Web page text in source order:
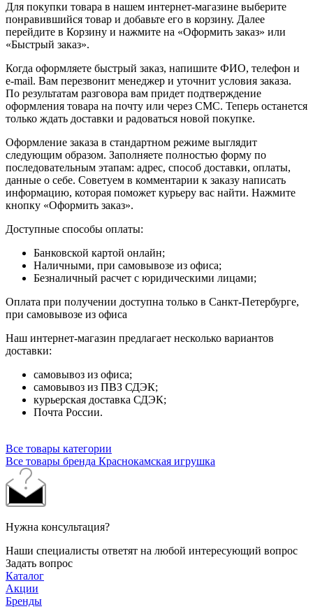
Для покупки товара в нашем интернет-магазине выберите
понравившийся товар и добавьте его в корзину. Далее
перейдите в Корзину и нажмите на «Оформить заказ» или
«Быстрый заказ».
Когда оформляете быстрый заказ, напишите ФИО, телефон и
e-mail. Вам перезвонит менеджер и уточнит условия заказа.
По результатам разговора вам придет подтверждение
оформления товара на почту или через СМС. Теперь останется
только ждать доставки и радоваться новой покупке.
Оформление заказа в стандартном режиме выглядит
следующим образом. Заполняете полностью форму по
последовательным этапам: адрес, способ доставки, оплаты,
данные о себе. Советуем в комментарии к заказу написать
информацию, которая поможет курьеру вас найти. Нажмите
кнопку «Оформить заказ».
Доступные способы оплаты:
Банковской картой онлайн;
Наличными, при самовывозе из офиса;
Безналичный расчет с юридическими лицами;
Оплата при получении доступна только в Санкт-Петербурге,
при самовывозе из офиса
Наш интернет-магазин предлагает несколько вариантов
доставки:
самовывоз из офиса;
самовывоз из ПВЗ СДЭК;
курьерская доставка СДЭК;
Почта России.
Все товары категории
Все товары бренда Краснокамская игрушка
Нужна консультация?
Наши специалисты ответят на любой интересующий вопрос
Задать вопрос
Каталог
Акции
Бренды